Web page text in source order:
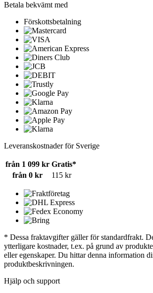
Betala bekvämt med
Förskottsbetalning
Leveranskostnader för Sverige
från 1 099 kr Gratis*
från 0 kr
115 kr
* Dessa fraktavgifter gäller för standardfrakt.
ytterligare kostnader, t.ex. på grund av
eller egenskaper. Du hittar denna information
produktbeskrivningen.
Hjälp och support